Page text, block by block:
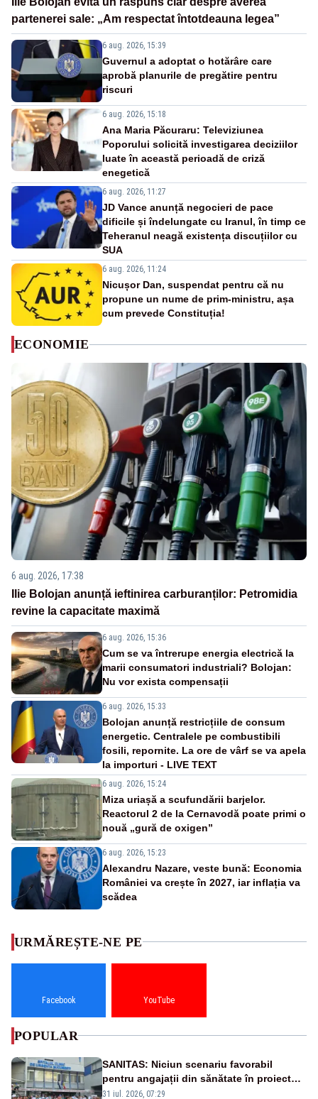
partenerei sale: „Am respectat întotdeauna legea”
6 aug. 2026, 15:39
Guvernul a adoptat o hotărâre care
aprobă planurile de pregătire pentru
riscuri
6 aug. 2026, 15:18
Ana Maria Păcuraru: Televiziunea
Poporului solicită investigarea deciziilor
luate în această perioadă de criză
enegetică
6 aug. 2026, 11:27
JD Vance anunță negocieri de pace
dificile și îndelungate cu Iranul, în timp ce
Teheranul neagă existența discuțiilor cu
SUA
6 aug. 2026, 11:24
Nicușor Dan, suspendat pentru că nu
propune un nume de prim-ministru, așa
cum prevede Constituția!
ECONOMIE
6 aug. 2026, 17:38
Ilie Bolojan anunță ieftinirea carburanților: Petromidia
revine la capacitate maximă
6 aug. 2026, 15:36
Cum se va întrerupe energia electrică la
marii consumatori industriali? Bolojan:
Nu vor exista compensații
6 aug. 2026, 15:33
Bolojan anunță restricțiile de consum
energetic. Centralele pe combustibili
fosili, repornite. La ore de vârf se va apela
la importuri - LIVE TEXT
6 aug. 2026, 15:24
Miza uriașă a scufundării barjelor.
Reactorul 2 de la Cernavodă poate primi o
nouă „gură de oxigen”
6 aug. 2026, 15:23
Alexandru Nazare, veste bună: Economia
României va crește în 2027, iar inflația va
scădea
URMĂREȘTE-NE PE
Facebook YouTube
POPULAR
SANITAS: Niciun scenariu favorabil
pentru angajații din sănătate în proiectul
Legii salarizării
31 iul. 2026, 07:29